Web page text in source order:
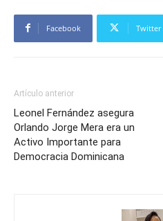
Facebook Twitter
Artículo anterior
Leonel Fernández asegura
Orlando Jorge Mera era un
Activo Importante para
Democracia Dominicana